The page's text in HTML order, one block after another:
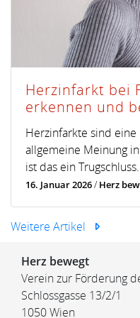
Herzinfarkt bei
erkennen und
Herzinfarkte sind
allgemeine Meinung
ist das ein
16. Januar 2026/Herz
Weitere Artikel
Herz bewegt
Verein zur Förderung
Schlossgasse 13/2/1
1050 Wien